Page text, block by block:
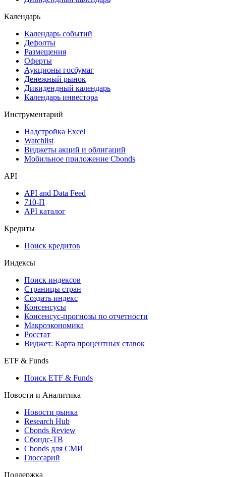
Календарь
Календарь событий
Дефолты
Размещения
Оферты
Аукционы госбумаг
Денежный рынок
Дивидендный календарь
Календарь инвестора
Инструментарий
Надстройка Excel
Watchlist
Виджеты акций и облигаций
Мобильное приложение Cbonds
API
API and Data Feed
710-П
API каталог
Кредиты
Поиск кредитов
Индексы
Поиск индексов
Страницы стран
Создать индекс
Консенсусы
Консенсус-прогнозы по отчетности
Макроэкономика
Росстат
Виджет: Карта процентных ставок
ETF & Funds
Поиск ETF & Funds
Новости и Аналитика
Новости рынка
Research Hub
Cbonds Review
Сбондс-ТВ
Cbonds для СМИ
Глоссарий
Поддержка